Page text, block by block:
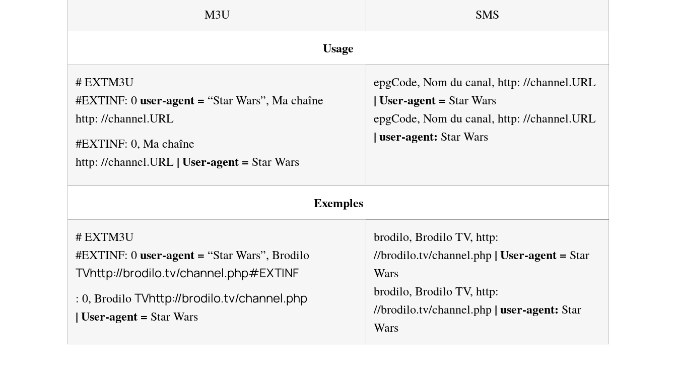
M3U SMS
Usage
# EXTM3U
#EXTINF: 0user-agent = “Star Wars”, Ma chaîne
http: //channel.URL
#EXTINF: 0, Ma chaîne
http: //channel.URL | User-agent = Star Wars
epgCode, Nom du canal, http: //channel.URL
| User-agent = Star Wars
epgCode, Nom du canal, http: //channel.URL
| user-agent: Star Wars
Exemples
# EXTM3U
#EXTINF: 0user-agent = “Star Wars”, Brodilo
TVhttp://brodilo.tv/channel.php#EXTINF
: 0, BrodiloTVhttp://brodilo.tv/channel.php
| User-agent = Star Wars
brodilo, Brodilo TV, http:
//brodilo.tv/channel.php | User-agent = Star
Wars
brodilo, Brodilo TV, http:
//brodilo.tv/channel.php | user-agent: Star
Wars